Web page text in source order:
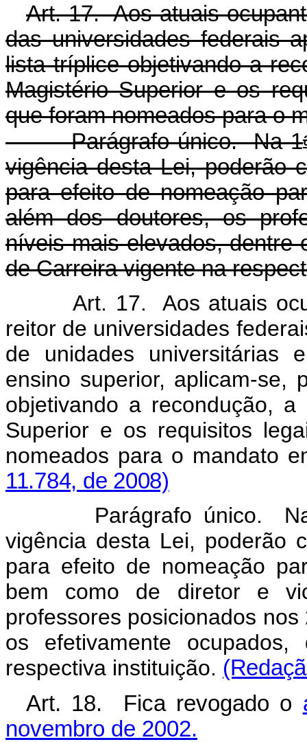
Art. 17. Aos atuais
das universidades federais
lista tríplice objetivando a
Magistério Superior e os
que foram nomeados para o
Parágrafo único. Na 1
vigência desta Lei, poderão
para efeito de nomeação
além dos doutores, os
níveis mais elevados, dentre
de Carreira vigente na
Art. 17. Aos atuais
reitor de universidades
de unidades universitárias
ensino superior, aplicam-se,
objetivando a recondução,
Superior e os requisitos
nomeados para o mandato
11.784, de 2008)
Parágrafo único. Na
vigência desta Lei, poderão
para efeito de nomeação
bem como de diretor e
professores posicionados
os efetivamente
respectiva instituição.
Art. 18. Fica revogado o
novembro de 2002.